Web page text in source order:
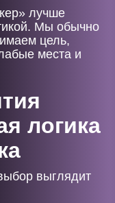
лучше
Мы обычно
цель,
места и
логика
выглядит